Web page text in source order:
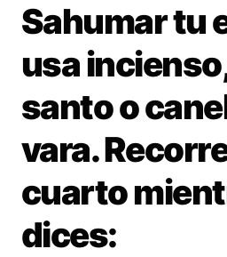
Sahumar tu
usa
santo o
vara.
cuarto
dices: